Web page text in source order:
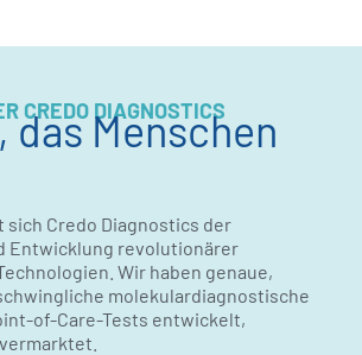
CREDO DIAGNOSTICS
das Menschen
sich Credo Diagnostics der
Entwicklung revolutionärer
Wir haben genaue,
molekulardiagnostische
of-Care-Tests entwickelt,